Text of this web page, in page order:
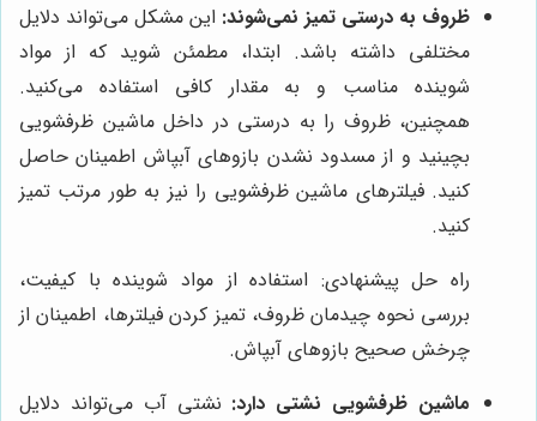
ظروف به درستی تمیز نمی‌شوند: این مشکل می‌تواند دلایل
مختلفی داشته باشد. ابتدا، مطمئن شوید که از مواد
شوینده مناسب و به مقدار کافی استفاده می‌کنید.
همچنین، ظروف را به درستی در داخل ماشین ظرفشویی
بچینید و از مسدود نشدن بازوهای آبپاش اطمینان حاصل
کنید. فیلترهای ماشین ظرفشویی را نیز به طور مرتب تمیز
کنید.
راه حل پیشنهادی: استفاده از مواد شوینده با کیفیت،
بررسی نحوه چیدمان ظروف، تمیز کردن فیلترها، اطمینان از
چرخش صحیح بازوهای آبپاش.
ماشین ظرفشویی نشتی دارد: نشتی آب می‌تواند دلایل